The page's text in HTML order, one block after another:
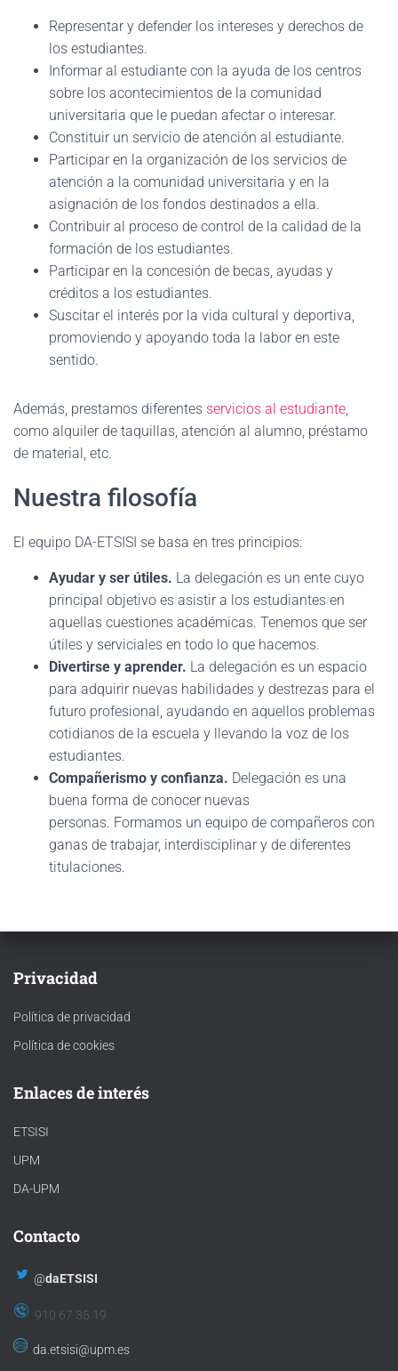
Representar y defender los intereses y derechos de
los estudiantes.
Informar al estudiante con la ayuda de los centros
sobre los acontecimientos de la comunidad
universitaria que le puedan afectar o interesar.
Constituir un servicio de atención al estudiante.
Participar en la organización de los servicios de
atención a la comunidad universitaria y en la
asignación de los fondos destinados a ella.
Contribuir al proceso de control de la calidad de la
formación de los estudiantes.
Participar en la concesión de becas, ayudas y
créditos a los estudiantes.
Suscitar el interés por la vida cultural y deportiva,
promoviendo y apoyando toda la labor en este
sentido.
Además, prestamos diferentes servicios al estudiante,
como alquiler de taquillas, atención al alumno, préstamo
de material, etc.
Nuestra filosofía
El equipo DA-ETSISI se basa en tres principios:
Ayudar y ser útiles. La delegación es un ente cuyo
principal objetivo es asistir a los estudiantes en
aquellas cuestiones académicas. Tenemos que ser
útiles y serviciales en todo lo que hacemos.
Divertirse y aprender. La delegación es un espacio
para adquirir nuevas habilidades y destrezas para el
futuro profesional, ayudando en aquellos problemas
cotidianos de la escuela y llevando la voz de los
estudiantes.
Compañerismo y confianza. Delegación es una
buena forma de conocer nuevas
personas. Formamos un equipo de compañeros con
ganas de trabajar, interdisciplinar y de diferentes
titulaciones.
Privacidad
Política de privacidad
Política de cookies
Enlaces de interés
ETSISI
UPM
DA-UPM
Contacto
@daETSISI
910 67 35 19
da.etsisi@upm.es